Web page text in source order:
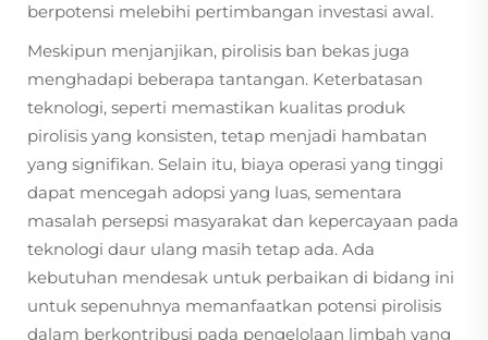
berpotensi melebihi pertimbangan investasi awal.
Meskipun menjanjikan, pirolisis ban bekas juga
menghadapi beberapa tantangan. Keterbatasan
teknologi, seperti memastikan kualitas produk
pirolisis yang konsisten, tetap menjadi hambatan
yang signifikan. Selain itu, biaya operasi yang tinggi
dapat mencegah adopsi yang luas, sementara
masalah persepsi masyarakat dan kepercayaan pada
teknologi daur ulang masih tetap ada. Ada
kebutuhan mendesak untuk perbaikan di bidang ini
untuk sepenuhnya memanfaatkan potensi pirolisis
dalam berkontribusi pada pengelolaan limbah yang